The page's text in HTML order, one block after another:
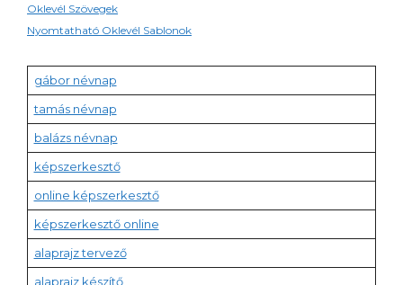
Oklevél Szövegek
Nyomtatható Oklevél Sablonok
gábor névnap
tamás névnap
balázs névnap
képszerkesztő
online képszerkesztő
képszerkesztő online
alaprajz tervező
alaprajz készítő